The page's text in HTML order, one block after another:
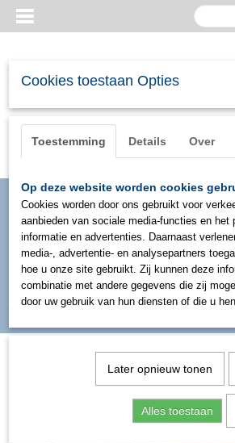
Inloggen Registreren
Cookies toestaan Opties
Toestemming Details Over
Op deze website worden cookies
Cookies worden door ons gebruikt voor
aanbieden van sociale media-functies en het
informatie en advertenties. Daarnaast
media-, advertentie- en analysepartners
hoe u onze site gebruikt. Zij kunnen deze
combinatie met andere gegevens die zij
door uw gebruik van hun diensten of die u
Later opnieuw tonen
Alles toestaan